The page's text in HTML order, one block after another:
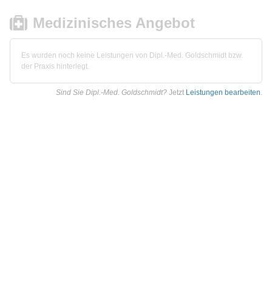
Medizinisches Angebot
Es wurden noch keine Leistungen von Dipl.-Med. Goldschmidt bzw.
der Praxis hinterlegt.
Sind Sie Dipl.-Med. Goldschmidt? Jetzt Leistungen bearbeiten.